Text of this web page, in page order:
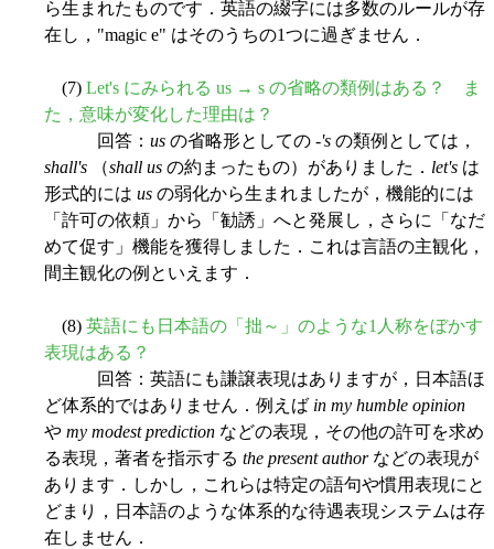
ら生まれたものです．英語の綴字には多数のルールが存
在し，"magic e" はそのうちの1つに過ぎません．
(7) Let's にみられる us → s の省略の類例はある？ ま
た，意味が変化した理由は？
回答： us の省略形としての -'s の類例としては，
shall's （shall us の約まったもの）がありました． let's は
形式的には us の弱化から生まれましたが，機能的には
「許可の依頼」から「勧誘」へと発展し，さらに「なだ
めて促す」機能を獲得しました．これは言語の主観化，
間主観化の例といえます．
(8) 英語にも日本語の「拙～」のような1人称をぼかす
表現はある？
回答：英語にも謙譲表現はありますが，日本語ほ
ど体系的ではありません．例えば in my humble opinion
や my modest prediction などの表現，その他の許可を求め
る表現，著者を指示する the present authorなどの表現が
あります．しかし，これらは特定の語句や慣用表現にと
どまり，日本語のような体系的な待遇表現システムは存
在しません．